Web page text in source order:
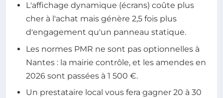
L'affichage dynamique (écrans) coûte plus
cher à l'achat mais génère 2,5 fois plus
d'engagement qu'un panneau statique.
Les normes PMR ne sont pas optionnelles à
Nantes : la mairie contrôle, et les amendes en
2026 sont passées à 1 500 €.
Un prestataire local vous fera gagner 20 à 30